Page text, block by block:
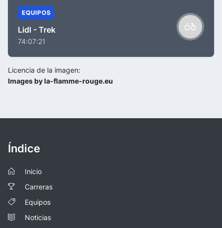
EQUIPOS
Lidl - Trek
74:07:21
Licencia de la imagen:
Images by la-flamme-rouge.eu
Índice
Inicio
Carreras
Equipos
Noticias